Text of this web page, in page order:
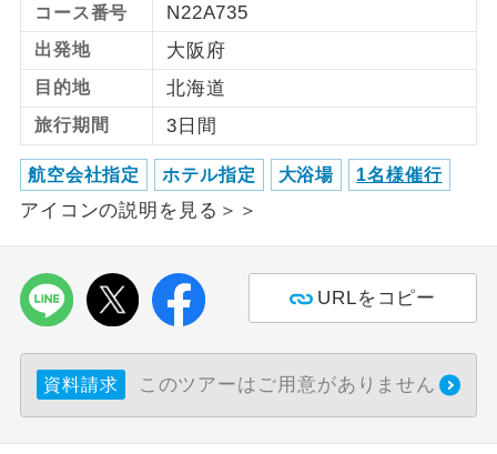
コース番号 N22A735
出発地 大阪府
目的地 北海道
旅行期間 3日間
航空会社指定 ホテル指定 大浴場 1名様催行
アイコンの説明を見る＞＞
URLをコピー
資料請求 このツアーはご用意がありません
年齢制限あり
ご参加にあたり年齢に制限があるコース
です。
航空会社指定
利用航空会社が指定なので、ご出発の計
画にとても便利です。
ホテル指定
ご紹介するホテルを指定したコースで
す。
おひとり様バ
おひとり様でバス席を2席利⽤できま
す。